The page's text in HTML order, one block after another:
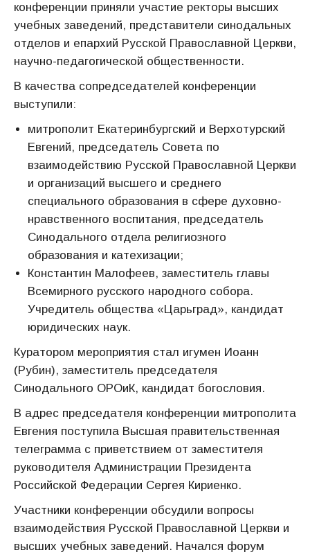
конференции приняли участие ректоры высших
учебных заведений, представители синодальных
отделов и епархий Русской Православной Церкви,
научно-педагогической общественности.
В качества сопредседателей конференции
выступили:
митрополит Екатеринбургский и Верхотурский
Евгений, председатель Совета по
взаимодействию Русской Православной Церкви
и организаций высшего и среднего
специального образования в сфере духовно-
нравственного воспитания, председатель
Синодального отдела религиозного
образования и катехизации;
Константин Малофеев, заместитель главы
Всемирного русского народного собора.
Учредитель общества «Царьград», кандидат
юридических наук.
Куратором мероприятия стал игумен Иоанн
(Рубин), заместитель председателя
Синодального ОРОиК, кандидат богословия.
В адрес председателя конференции митрополита
Евгения поступила Высшая правительственная
телеграмма с приветствием от заместителя
руководителя Администрации Президента
Российской Федерации Сергея Кириенко.
Участники конференции обсудили вопросы
взаимодействия Русской Православной Церкви и
высших учебных заведений. Начался форум